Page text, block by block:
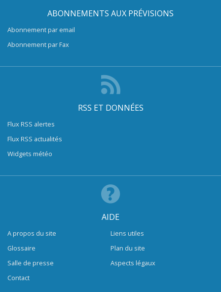
ABONNEMENTS AUX PRÉVISIONS
Abonnement par email
Abonnement par Fax
RSS ET DONNÉES
Flux RSS alertes
Flux RSS actualités
Widgets météo
AIDE
A propos du site
Glossaire
Salle de presse
Contact
Liens utiles
Plan du site
Aspects légaux